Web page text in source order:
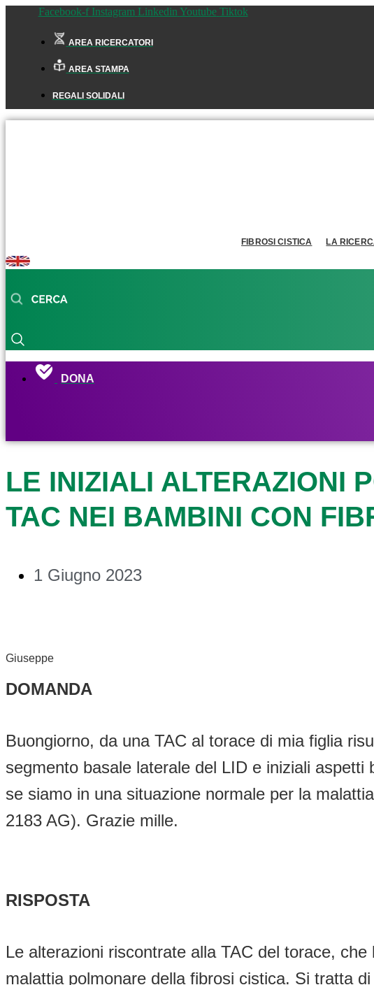
Facebook-f Instagram Linkedin Youtube Tiktok
AREA RICERCATORI
AREA STAMPA
REGALI SOLIDALI
FIBROSI CISTICA LA
DONA
LE INIZIALI ALTERAZIONI
TAC NEI BAMBINI CON
1 Giugno 2023
Giuseppe
DOMANDA
Buongiorno, da una TAC al torace di mia figlia
segmento basale laterale del LID e iniziali
se siamo in una situazione normale per la
2183 AG). Grazie mille.
RISPOSTA
Le alterazioni riscontrate alla TAC del torace,
malattia polmonare della fibrosi cistica. Si tratta